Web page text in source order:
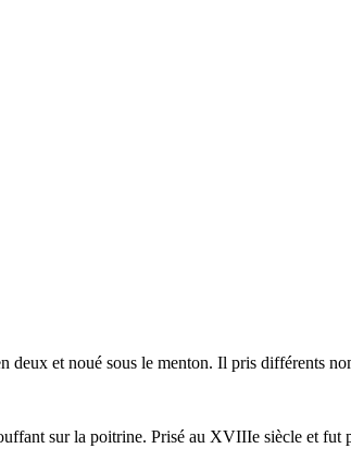
et noué sous le menton. Il pris différents
sur la poitrine. Prisé au XVIIIe siècle et fut